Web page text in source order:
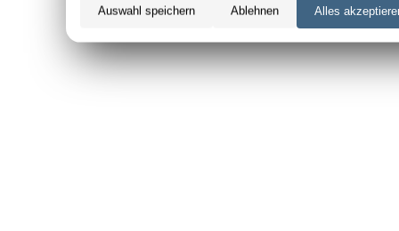
Auswahl speichern Ablehnen Alles